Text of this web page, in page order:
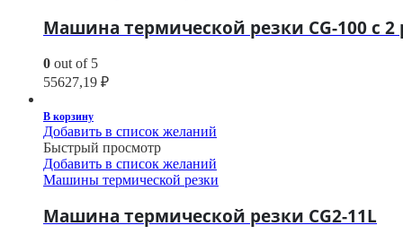
Машина термической резки CG-100 с 2
0 out of 5
55627,19 ₽
В корзину
Добавить в список желаний
Быстрый просмотр
Добавить в список желаний
Машины термической резки
Машина термической резки CG2-11L